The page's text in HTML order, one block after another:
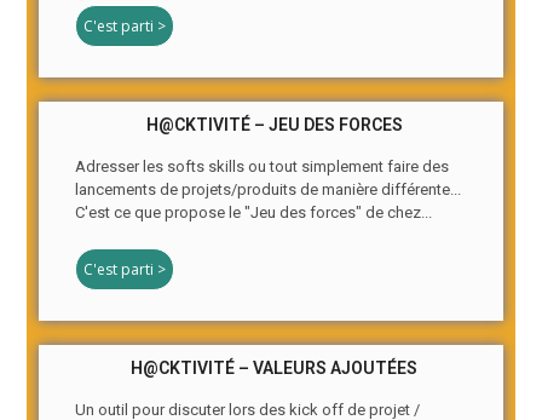
C'est parti >
H@CKTIVITÉ – JEU DES FORCES
Adresser les softs skills ou tout simplement faire des
lancements de projets/produits de manière différente...
C'est ce que propose le "Jeu des forces" de chez...
C'est parti >
H@CKTIVITÉ – VALEURS AJOUTÉES
Un outil pour discuter lors des kick off de projet /